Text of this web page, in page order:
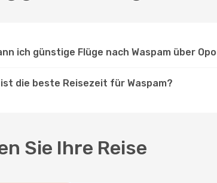
ich günstige Flüge nach Waspam über
ist die beste Reisezeit für Waspam?
Sie Ihre Reise